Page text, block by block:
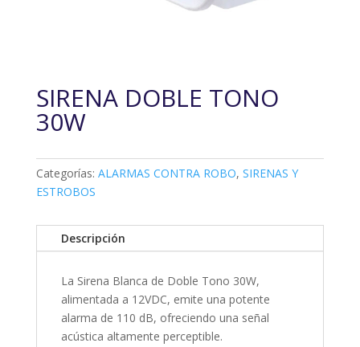
SIRENA DOBLE TONO
30W
Categorías: ALARMAS CONTRA ROBO, SIRENAS Y
ESTROBOS
Descripción
La Sirena Blanca de Doble Tono 30W,
alimentada a 12VDC, emite una potente
alarma de 110 dB, ofreciendo una señal
acústica altamente perceptible.